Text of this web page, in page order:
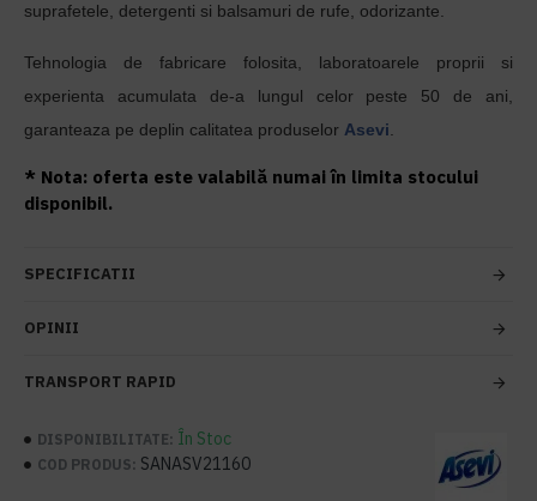
suprafetele, detergenti si balsamuri de rufe, odorizante
Tehnologia de fabricare folosita, laboratoarele proprii si
experienta acumulata de-a lungul celor peste 50 de ani,
garanteaza pe deplin calitatea produselor Asevi
* Nota: oferta este valabilă numai în limita stocului
disponibil.
SPECIFICATII
OPINII
TRANSPORT RAPID
DISPONIBILITATE: În Stoc
COD PRODUS: SANASV21160